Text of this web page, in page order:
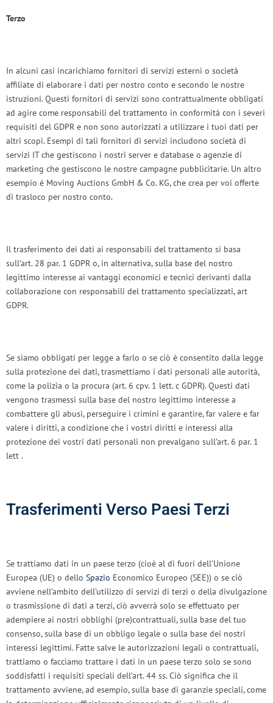
Terzo
In alcuni casi incarichiamo fornitori di servizi esterni o società
affiliate di elaborare i dati per nostro conto e secondo le nostre
istruzioni. Questi fornitori di servizi sono contrattualmente obbligati
ad agire come responsabili del trattamento in conformità con i severi
requisiti del GDPR e non sono autorizzati a utilizzare i tuoi dati per
altri scopi. Esempi di tali fornitori di servizi includono società di
servizi IT che gestiscono i nostri server e database o agenzie di
marketing che gestiscono le nostre campagne pubblicitarie. Un altro
esempio è Moving Auctions GmbH & Co. KG, che crea per voi offerte
di trasloco per nostro conto.
Il trasferimento dei dati ai responsabili del trattamento si basa
sull’art. 28 par. 1 GDPR o, in alternativa, sulla base del nostro
legittimo interesse ai vantaggi economici e tecnici derivanti dalla
collaborazione con responsabili del trattamento specializzati, art
GDPR.
Se siamo obbligati per legge a farlo o se ciò è consentito dalla legge
sulla protezione dei dati, trasmettiamo i dati personali alle autorità,
come la polizia o la procura (art. 6 cpv. 1 lett. c GDPR). Questi dati
vengono trasmessi sulla base del nostro legittimo interesse a
combattere gli abusi, perseguire i crimini e garantire, far valere e far
valere i diritti, a condizione che i vostri diritti e interessi alla
protezione dei vostri dati personali non prevalgano sull’art. 6 par. 1
lett .
Trasferimenti Verso Paesi Terzi
Se trattiamo dati in un paese terzo (cioè al di fuori dell’Unione
Europea (UE) o dello Spazio Economico Europeo (SEE)) o se ciò
avviene nell’ambito dell’utilizzo di servizi di terzi o della divulgazione
o trasmissione di dati a terzi, ciò avverrà solo se effettuato per
adempiere ai nostri obblighi (pre)contrattuali, sulla base del tuo
consenso, sulla base di un obbligo legale o sulla base dei nostri
interessi legittimi. Fatte salve le autorizzazioni legali o contrattuali,
trattiamo o facciamo trattare i dati in un paese terzo solo se sono
soddisfatti i requisiti speciali dell’art. 44 ss. Ciò significa che il
trattamento avviene, ad esempio, sulla base di garanzie speciali, come